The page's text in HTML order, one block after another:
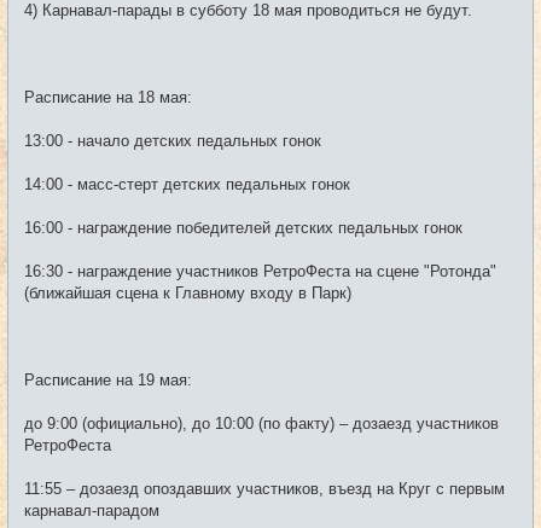
4) Карнавал-парады в субботу 18 мая проводиться не будут.
Расписание на 18 мая:
13:00 - начало детских педальных гонок
14:00 - масс-стерт детских педальных гонок
16:00 - награждение победителей детских педальных гонок
16:30 - награждение участников РетроФеста на сцене "Ротонда"
(ближайшая сцена к Главному входу в Парк)
Расписание на 19 мая:
до 9:00 (официально), до 10:00 (по факту) – дозаезд участников
РетроФеста
11:55 – дозаезд опоздавших участников, въезд на Круг с первым
карнавал-парадом